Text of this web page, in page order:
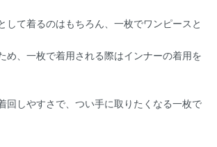
して着るのはもちろん、一枚でワンピースと
め、一枚で着用される際はインナーの着用を
回しやすさで、つい手に取りたくなる一枚で